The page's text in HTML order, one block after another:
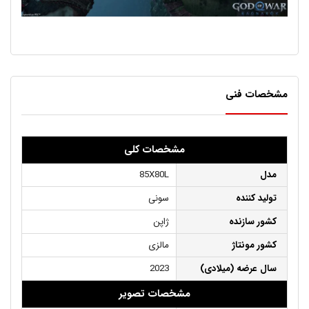
مشخصات فنی
مشخصات کلی
مدل
85X80L
تولید کننده
سونی
کشور سازنده
ژاپن
کشور مونتاژ
مالزی
سال عرضه (میلادی)
2023
مشخصات تصویر